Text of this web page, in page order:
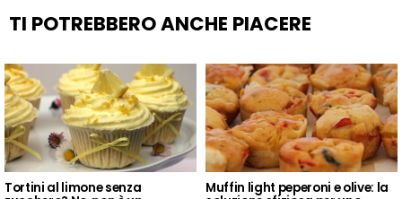
TI POTREBBERO ANCHE PIACERE
Tortini al limone senza Muffin light peperoni e olive: la